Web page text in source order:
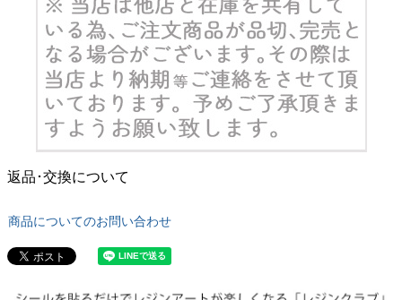
返品･交換について
商品についてのお問い合わせ